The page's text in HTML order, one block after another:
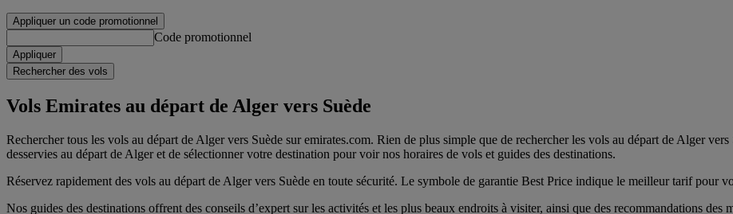
Appliquer un code promotionnel
Code promotionnel
Appliquer
Rechercher des vols
Vols Emirates au départ de Alger vers Suède
Rechercher tous les vols au départ de Alger vers Suède sur emirates.com. Rien de plus simple que de rechercher les vols au départ de Alger
desservies au départ de Alger et de sélectionner votre destination pour voir nos horaires de vols et guides des destinations.
Réservez rapidement des vols au départ de Alger vers Suède en toute sécurité. Le symbole de garantie Best Price indique le meilleur tarif pour
Nos guides des destinations offrent des conseils d’expert sur les activités et les plus beaux endroits à visiter, ainsi que des recommandations des